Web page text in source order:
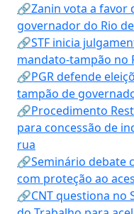
🔗Zanin vota a favor
governador do Rio
🔗STF inicia
mandato-tampão no
🔗PGR defende
tampão de
🔗Procedimento
para concessão de
rua
🔗Seminário debate
com proteção ao
🔗CNT questiona no